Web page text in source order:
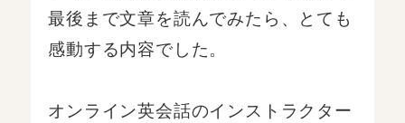
最後まで文章を読んでみたら、とても
感動する内容でした。
オンライン英会話のインストラクター